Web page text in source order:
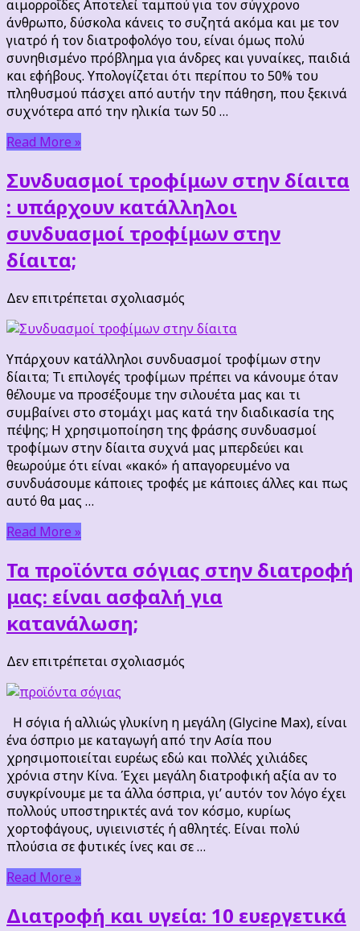
την
λύση
για
τις
αιμορροΐδες
αιμορροΐδες Αποτελεί ταμπού για τον σύγχρονο
άνθρωπο, δύσκολα κάνεις το συζητά ακόμα και με τον
γιατρό ή τον διατροφολόγο του, είναι όμως πολύ
συνηθισμένο πρόβλημα για άνδρες και γυναίκες, παιδιά
και εφήβους. Υπολογίζεται ότι περίπου το 50% του
πληθυσμού πάσχει από αυτήν την πάθηση, που ξεκινά
συχνότερα από την ηλικία των 50 …
Read More »
Συνδυασμοί τροφίμων στην δίαιτα
: υπάρχουν κατάλληλοι
συνδυασμοί τροφίμων στην
δίαιτα;
Δεν επιτρέπεται σχολιασμός
τροφίμων
δίαιτα
υπάρχουν
κατάλληλοι
συνδυασμοί
τροφίμων
στην
δίαιτα;
Υπάρχουν κατάλληλοι συνδυασμοί τροφίμων στην
δίαιτα; Τι επιλογές τροφίμων πρέπει να κάνουμε όταν
θέλουμε να προσέξουμε την σιλουέτα μας και τι
συμβαίνει στο στομάχι μας κατά την διαδικασία της
πέψης; Η χρησιμοποίηση της φράσης συνδυασμοί
τροφίμων στην δίαιτα συχνά μας μπερδεύει και
θεωρούμε ότι είναι «κακό» ή απαγορευμένο να
συνδυάσουμε κάποιες τροφές με κάποιες άλλες και πως
αυτό θα μας …
Read More »
Τα προϊόντα σόγιας στην διατροφή
μας: είναι ασφαλή για
κατανάλωση;
Δεν επιτρέπεται σχολιασμός
σόγιας
στην
διατροφή
μας:
είναι
ασφαλή
για
κατανάλωση;
Η σόγια ή αλλιώς γλυκίνη η μεγάλη (Glycine Max), είναι
ένα όσπριο με καταγωγή από την Ασία που
χρησιμοποιείται ευρέως εδώ και πολλές χιλιάδες
χρόνια στην Κίνα. Έχει μεγάλη διατροφική αξία αν το
συγκρίνουμε με τα άλλα όσπρια, γι’ αυτόν τον λόγο έχει
πολλούς υποστηρικτές ανά τον κόσμο, κυρίως
χορτοφάγους, υγιεινιστές ή αθλητές. Είναι πολύ
πλούσια σε φυτικές ίνες και σε …
Read More »
Διατροφή και υγεία: 10 ευεργετικά